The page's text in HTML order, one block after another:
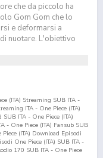
che da piccolo ha
Gom Gom che lo
e deformarsi a
nuotare. L'obiettivo
(ITA) Streaming SUB ITA -
ITA - One Piece (ITA)
ITA - One Piece (ITA)
- One Piece (ITA) Fansub SUB
(ITA) Download Episodi
One Piece (ITA) SUB ITA -
170 SUB ITA - One Piece